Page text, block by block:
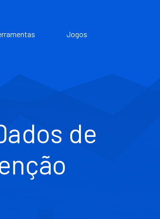
Jogos
de